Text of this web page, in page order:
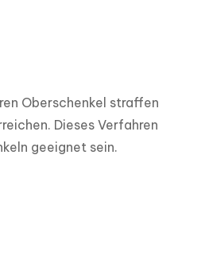
Oberschenkel straffen
Dieses Verfahren
geeignet sein.